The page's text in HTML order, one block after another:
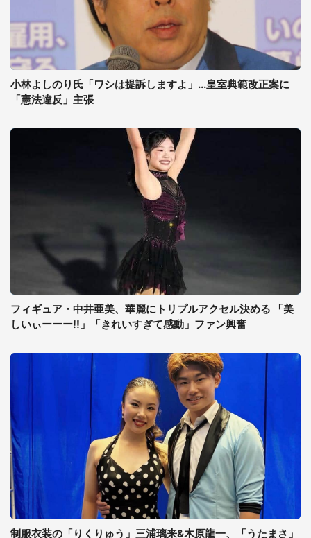
小林よしのり氏「ワシは提訴しますよ」...皇室典範改正案に
「憲法違反」主張
フィギュア・中井亜美、華麗にトリプルアクセル決める 「美
しいぃーーー!!」「きれいすぎて感動」ファン興奮
制服衣装の「りくりゅう」三浦璃来&木原龍一、「うたまさ」